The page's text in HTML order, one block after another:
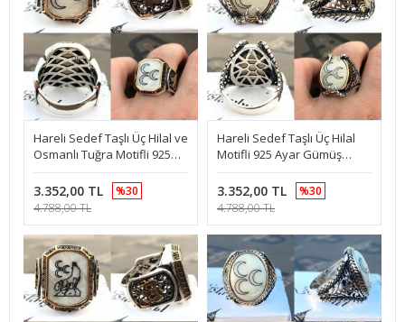
Hareli Sedef Taşlı Üç Hilal ve
Osmanlı Tuğra Motifli 925
Ayar Gümüş Erkek Yüzük
3.352,00 TL
%30
4.788,00 TL
Hareli Sedef Taşlı Üç Hilal
Motifli 925 Ayar Gümüş
Erkek Yüzük
3.352,00 TL
%30
4.788,00 TL